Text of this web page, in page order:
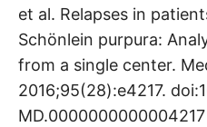
et al. Relapses in
Schönlein purpura:
from a single center.
2016;95(28):e4217.
MD.0000000000004217